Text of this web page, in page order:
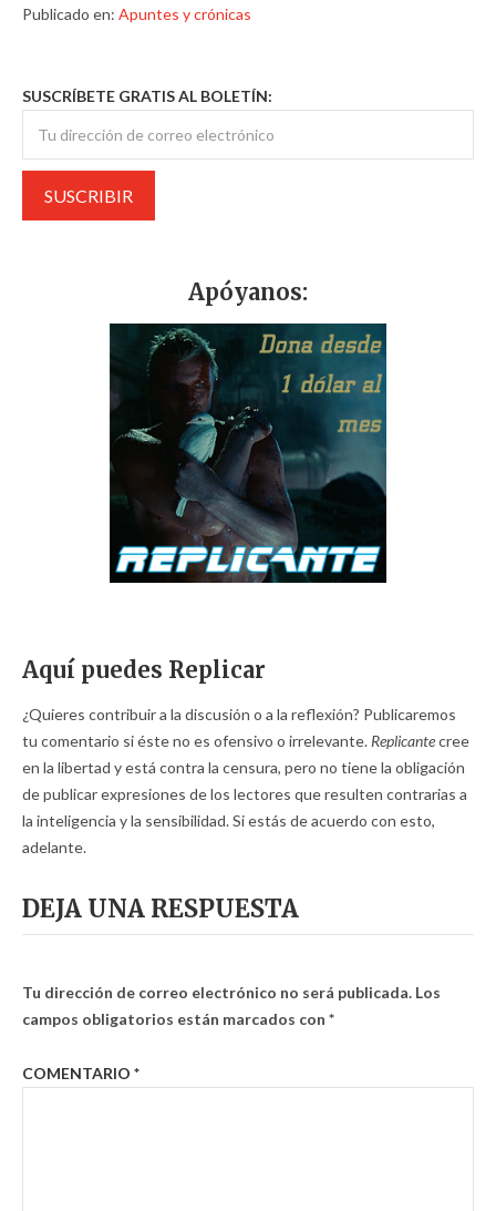
Publicado en: Apuntes y crónicas
SUSCRÍBETE GRATIS AL BOLETÍN:
Apóyanos:
Aquí puedes Replicar
¿Quieres contribuir a la discusión o a la reflexión? Publicaremos
tu comentario si éste no es ofensivo o irrelevante. Replicantecree
en la libertad y está contra la censura, pero no tiene la obligación
de publicar expresiones de los lectores que resulten contrarias a
la inteligencia y la sensibilidad. Si estás de acuerdo con esto,
adelante.
DEJA UNA RESPUESTA
Tu dirección de correo electrónico no será publicada. Los
campos obligatorios están marcados con *
COMENTARIO *